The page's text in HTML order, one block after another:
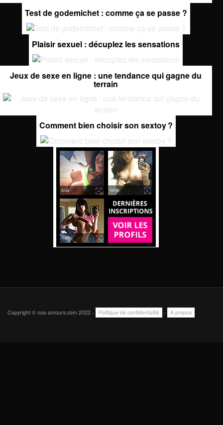
Test de godemichet : comme ça se passe ?
Plaisir sexuel : décuplez les sensations
Jeux de sexe en ligne : une tendance qui gagne du
terrain
Comment bien choisir son sextoy ?
Copyright © nos-amours.com 2022 - Politique de confidentialité - A propos